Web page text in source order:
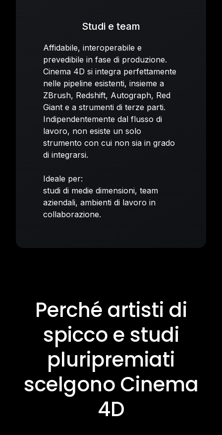
Studi e team
Affidabile, interoperabile e
prevedibile in fase di produzione.
Cinema 4D si integra perfettamente
nelle pipeline esistenti, insieme a
ZBrush, Redshift, Autograph, Red
Giant e a strumenti di terze parti.
Indipendentemente dal flusso di
lavoro, non esiste un solo
strumento con cui non sia in grado
di integrarsi.
Ideale per:
studi di medie dimensioni, team
aziendali, ambienti di lavoro in
collaborazione.
Perché artisti di
spicco e studi
pluripremiati
scelgono Cinema
4D